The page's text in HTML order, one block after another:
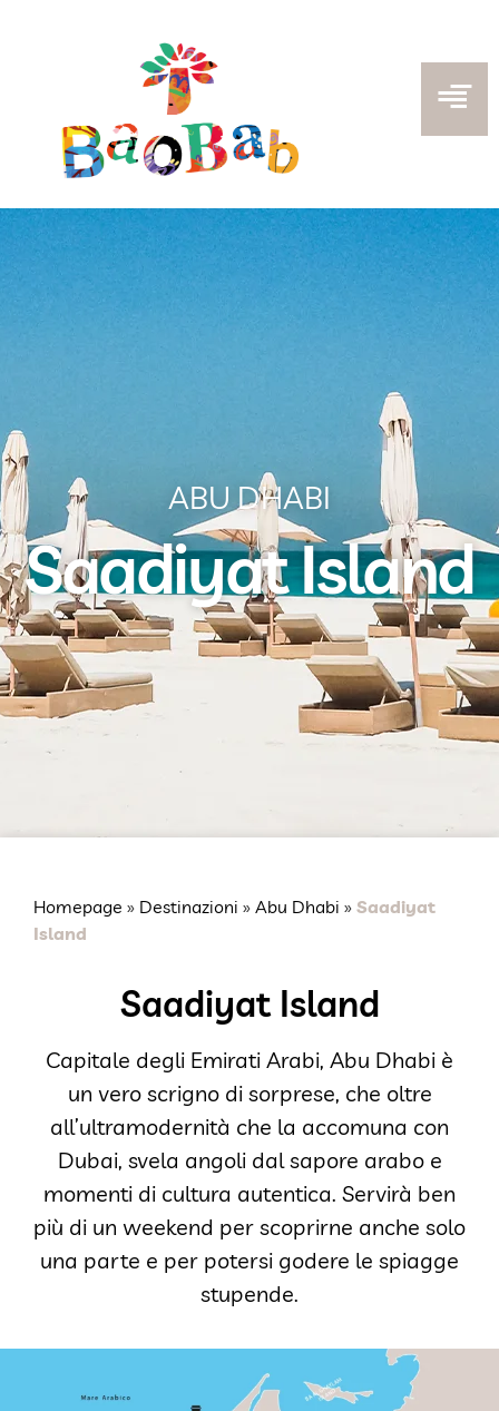
ABU DHABI
Saadiyat Island
Homepage » Destinazioni » Abu Dhabi » Saadiyat
Island
Saadiyat Island
Capitale degli Emirati Arabi, Abu Dhabi è
un vero scrigno di sorprese, che oltre
all’ultramodernità che la accomuna con
Dubai, svela angoli dal sapore arabo e
momenti di cultura autentica. Servirà ben
più di un weekend per scoprirne anche solo
una parte e per potersi godere le spiagge
stupende.